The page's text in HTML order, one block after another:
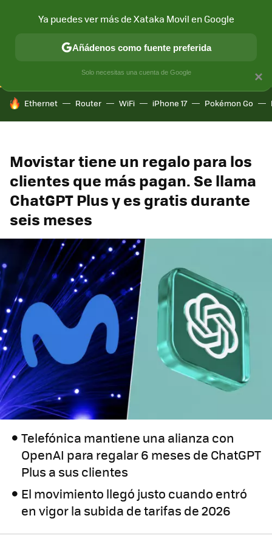
CONECTIVIDAD MÓVIL Y SOCIEDAD APLICACIONES
HOY SE HABLA DE
Ethernet Router WiFi iPhone 17 Pokémon Go
Movistar tiene un regalo para los
clientes que más pagan. Se llama
ChatGPT Plus y es gratis durante
seis meses
Telefónica mantiene una alianza con
OpenAI para regalar 6 meses de ChatGPT
Plus a sus clientes
El movimiento llegó justo cuando entró
en vigor la subida de tarifas de 2026
×
Ya puedes ver más de Xataka Movil en Google
Añádenos como fuente preferida
Solo necesitas una cuenta de Google